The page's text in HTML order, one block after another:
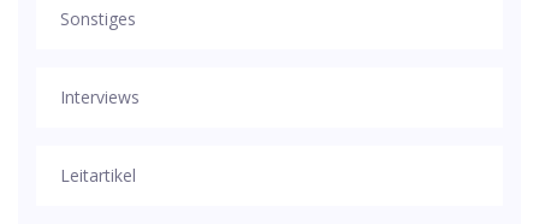
Sonstiges
Interviews
Leitartikel